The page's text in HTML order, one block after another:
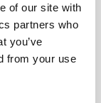
of our site with
partners who
you’ve
from your use
Örnerfors.
psykiskt